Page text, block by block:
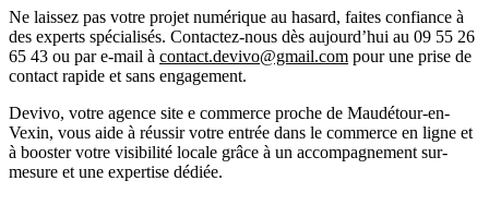
Ne laissez pas votre projet numérique au hasard, faites confiance à
des experts spécialisés. Contactez-nous dès aujourd’hui au 09 55 26
65 43 ou par e-mail à contact.devivo@gmail.com pour une prise de
contact rapide et sans engagement.
Devivo, votre agence site e commerce proche de Maudétour-en-
Vexin, vous aide à réussir votre entrée dans le commerce en ligne et
à booster votre visibilité locale grâce à un accompagnement sur-
mesure et une expertise dédiée.